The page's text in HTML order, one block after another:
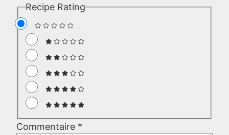
Recipe Rating
Commentaire *